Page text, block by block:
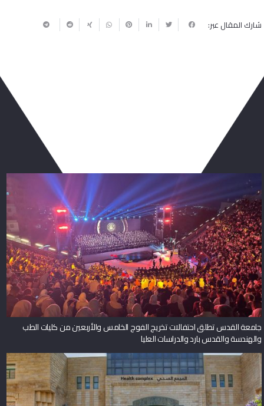
شارك المقال عبر:
جامعة القدس تطلق احتفالات تخريج الفوج الخامس والأربعين من كليات الطب
والهندسة والقدس بارد والدراسات العليا